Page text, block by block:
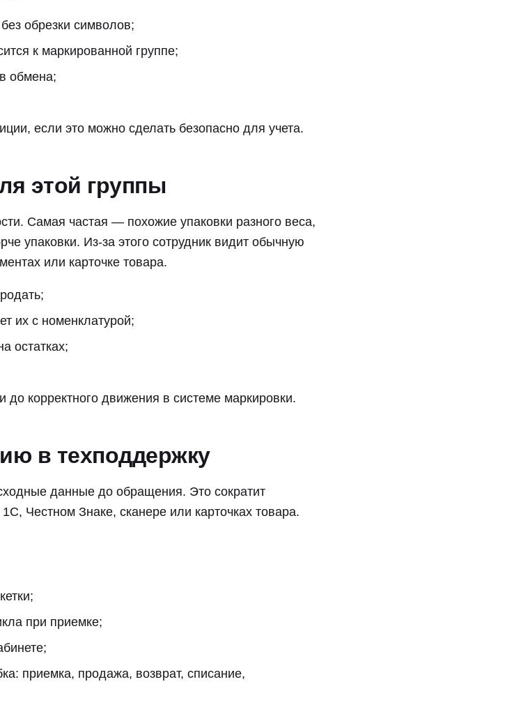
обрезки символов;
к маркированной группе;
обмена;
если это можно сделать безопасно для учета.
этой группы
Самая частая — похожие упаковки разного веса,
упаковки. Из-за этого сотрудник видит обычную
или карточке товара.
их с номенклатурой;
остатках;
корректного движения в системе маркировки.
в техподдержку
данные до обращения. Это сократит
Честном Знаке, сканере или карточках товара.
при приемке;
приемка, продажа, возврат, списание,